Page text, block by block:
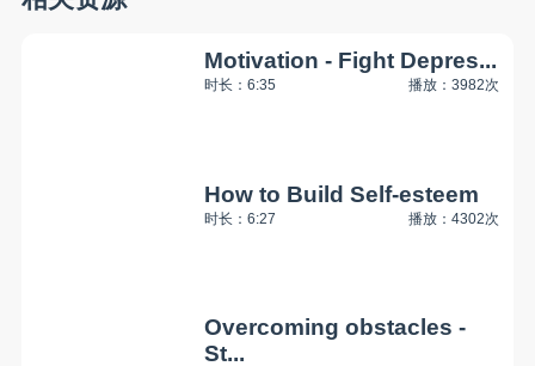
Motivation - Fight Depres...
时长：6:35 播放：3982次
How to Build Self-esteem
时长：6:27 播放：4302次
Overcoming obstacles -
St...